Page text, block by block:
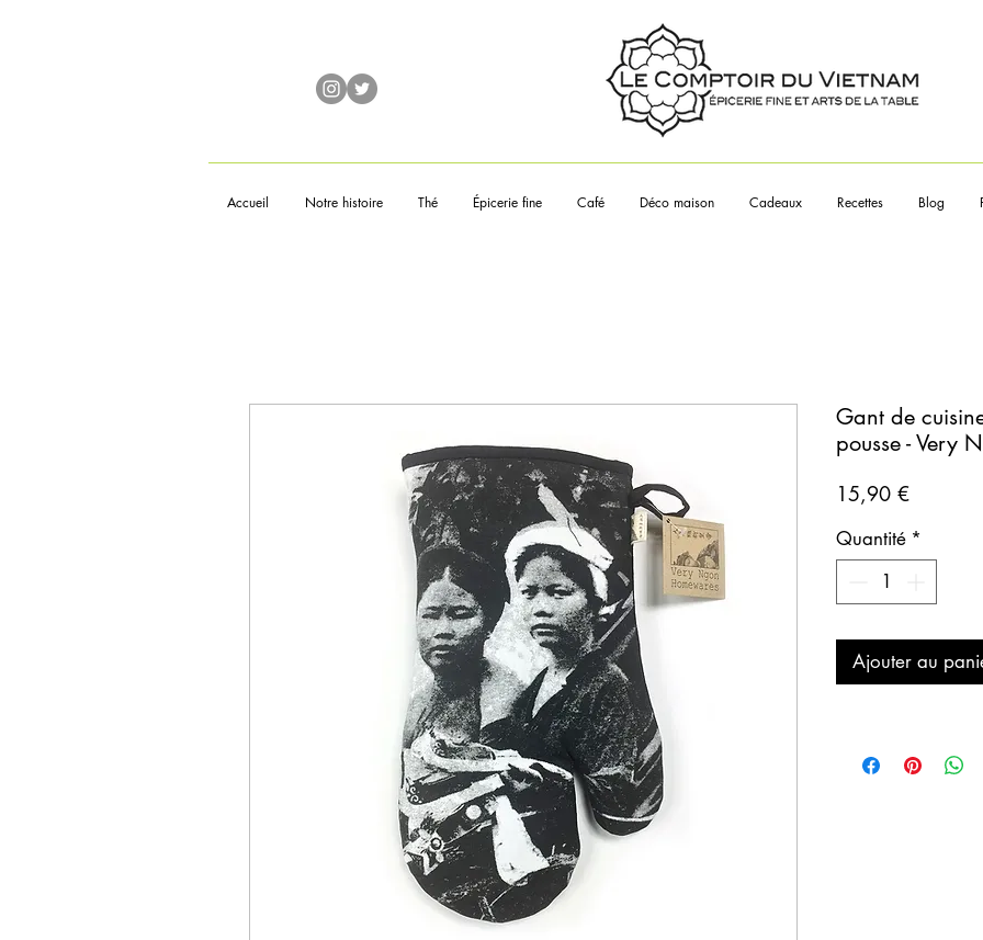
Accueil Notre histoire Thé Épicerie fine Café Déco maison Cadeaux Recettes Blog
Gant de
pousse - Very
15,90 €Prix
Quantité *
Ajouter au